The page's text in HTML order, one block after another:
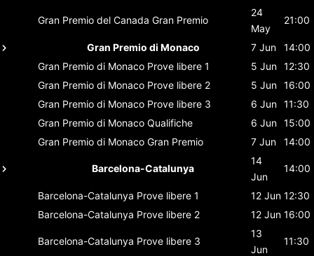
Gran Premio del Canada Gran Premio
24
May
21:00
Gran Premio di Monaco 7 Jun
14:00
Gran Premio di Monaco Prove libere 1 5 Jun 12:30
Gran Premio di Monaco Prove libere 2 5 Jun 16:00
Gran Premio di Monaco Prove libere 3 6 Jun 11:30
Gran Premio di Monaco Qualifiche 6 Jun 15:00
Gran Premio di Monaco Gran Premio 7 Jun 14:00
Barcelona-Catalunya
14
Jun
14:00
Barcelona-Catalunya Prove libere 1 12 Jun 12:30
Barcelona-Catalunya Prove libere 2 12 Jun 16:00
Barcelona-Catalunya Prove libere 3
13
Jun
11:30